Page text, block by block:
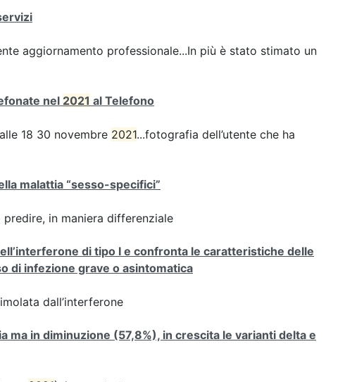
aggiornamento professionale...In più è stato stimato un
nel 2021 al Telefono
18 30 novembre 2021...fotografia dell’utente che ha
malattia “sesso-specifici”
in maniera differenziale
di tipo I e confronta le caratteristiche delle
di infezione grave o asintomatica
dall’interferone
ma in diminuzione (57,8%), in crescita le varianti delta e